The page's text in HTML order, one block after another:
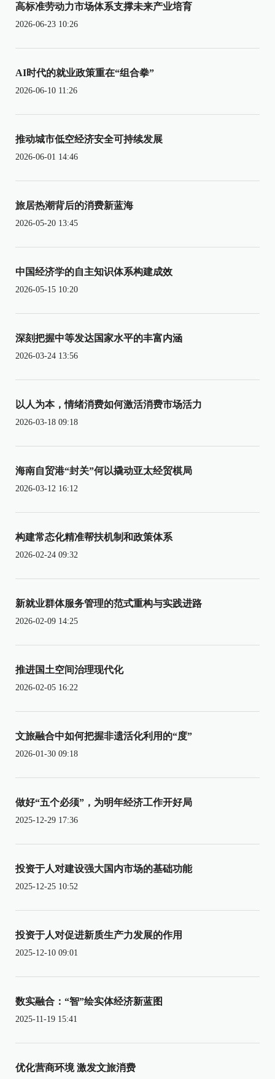
高标准劳动力市场体系支撑未来产业培育
2026-06-23 10:26
AI时代的就业政策重在“组合拳”
2026-06-10 11:26
推动城市低空经济安全可持续发展
2026-06-01 14:46
旅居热潮背后的消费新蓝海
2026-05-20 13:45
中国经济学的自主知识体系构建成效
2026-05-15 10:20
深刻把握中等发达国家水平的丰富内涵
2026-03-24 13:56
以人为本，情绪消费如何激活消费市场活力
2026-03-18 09:18
海南自贸港“封关”何以撬动亚太经贸棋局
2026-03-12 16:12
构建常态化精准帮扶机制和政策体系
2026-02-24 09:32
新就业群体服务管理的范式重构与实践进路
2026-02-09 14:25
推进国土空间治理现代化
2026-02-05 16:22
文旅融合中如何把握非遗活化利用的“度”
2026-01-30 09:18
做好“五个必须”，为明年经济工作开好局
2025-12-29 17:36
投资于人对建设强大国内市场的基础功能
2025-12-25 10:52
投资于人对促进新质生产力发展的作用
2025-12-10 09:01
数实融合：“智”绘实体经济新蓝图
2025-11-19 15:41
优化营商环境 激发文旅消费